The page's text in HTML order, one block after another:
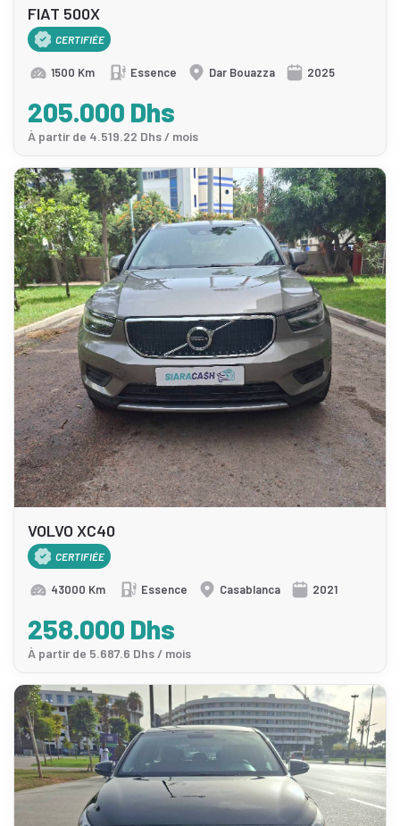
FIAT 500X
CERTIFIÉE
1500 Km Essence Dar Bouazza 2025
205.000 Dhs
À partir de 4.519.22 Dhs / mois
VOLVO XC40
CERTIFIÉE
43000 Km Essence Casablanca 2021
258.000 Dhs
À partir de 5.687.6 Dhs / mois